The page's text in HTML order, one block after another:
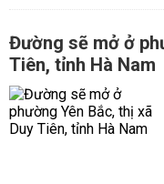
Đường sẽ mở ở
Tiên, tỉnh Hà Nam